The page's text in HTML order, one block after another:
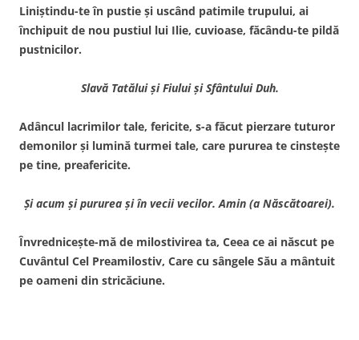
Liniştindu-te în pustie şi uscând patimile trupului, ai
închipuit de nou pustiul lui Ilie, cuvioase, făcându-te pildă
pustnicilor.
Slavă Tatălui şi Fiului şi Sfântului Duh.
Adâncul lacrimilor tale, fericite, s-a făcut pierzare tuturor
demonilor şi lumină turmei tale, care pururea te cinsteşte
pe tine, preafericite.
Şi acum şi pururea şi în vecii vecilor. Amin (a Născătoarei).
Învredniceşte-mă de milostivirea ta, Ceea ce ai născut pe
Cuvântul Cel Preamilostiv, Care cu sângele Său a mântuit
pe oameni din stricăciune.